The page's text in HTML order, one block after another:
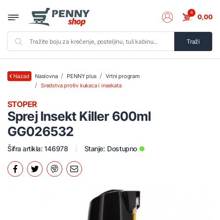
Traži
0 0,00
Nazad Naslovna PENNY plus
Vrtni program
Sredstva protiv kukaca i insekata
Sprej Insekt Killer 600ml
GG026532
STOPER
Šifra artikla: 146978 Stanje: Dostupno